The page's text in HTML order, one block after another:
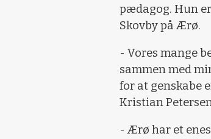
pædagog. Hun
Skovby på Ærø.
- Vores mange
sammen med
for at genskabe
Kristian
- Ærø har et